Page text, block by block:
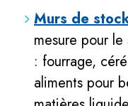
Murs de
mesure pour
: fourrage,
aliments pour